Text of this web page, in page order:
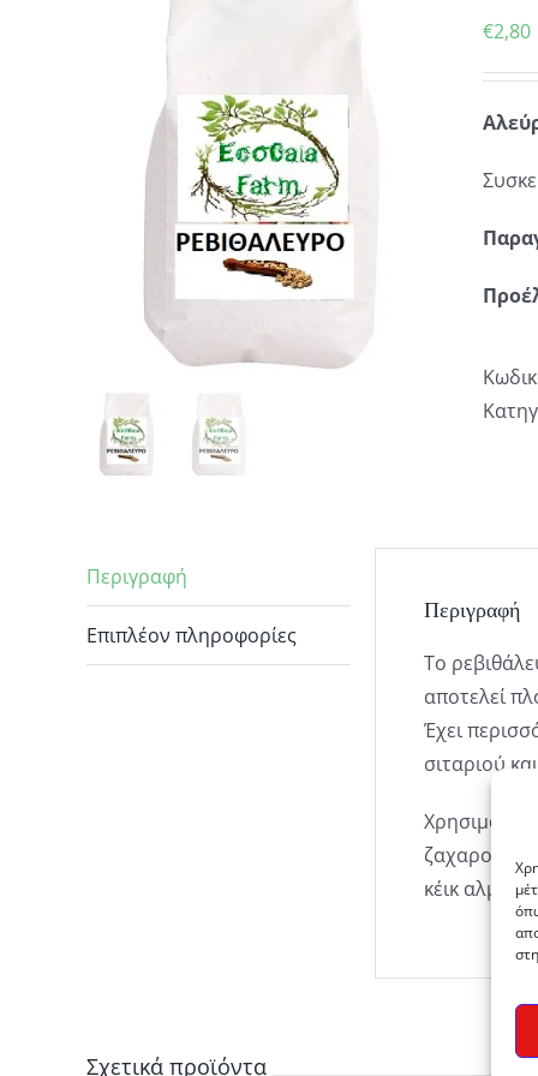
€2,80
Περιγραφή
Επιπλέον πληροφορίες
Περιγραφή
Το
αποτελεί
Έχει
σιταριού
κέικ
Σχετικά προϊόντα